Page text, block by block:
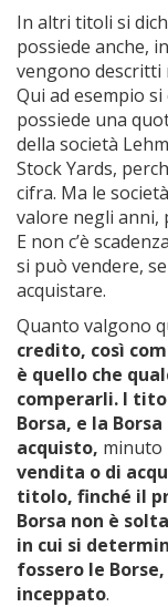
In altri titoli si
possiede anche,
vengono descritti
Qui ad esempio
possiede una
della società
Stock Yards,
cifra. Ma le
valore negli anni,
E non c’è
si può vendere,
acquistare.
Quanto valgono
credito, così
è quello che
comperarli. I
Borsa, e la
acquisto, minuto
vendita o di
titolo, finché il
Borsa non è
in cui si
fossero le
inceppato.